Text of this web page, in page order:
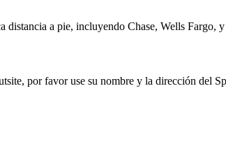
distancia a pie, incluyendo Chase, Wells Fargo,
por favor use su nombre y la dirección del